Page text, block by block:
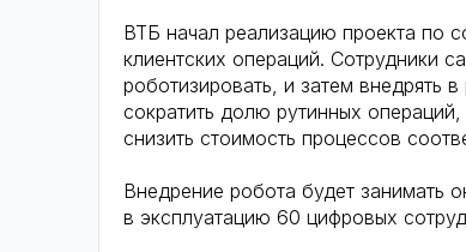
ВТБ начал реализацию проекта по
клиентских операций. Сотрудники
роботизировать, и затем внедрять
сократить долю рутинных
снизить стоимость процессов
Внедрение робота будет занимать
в эксплуатацию 60 цифровых